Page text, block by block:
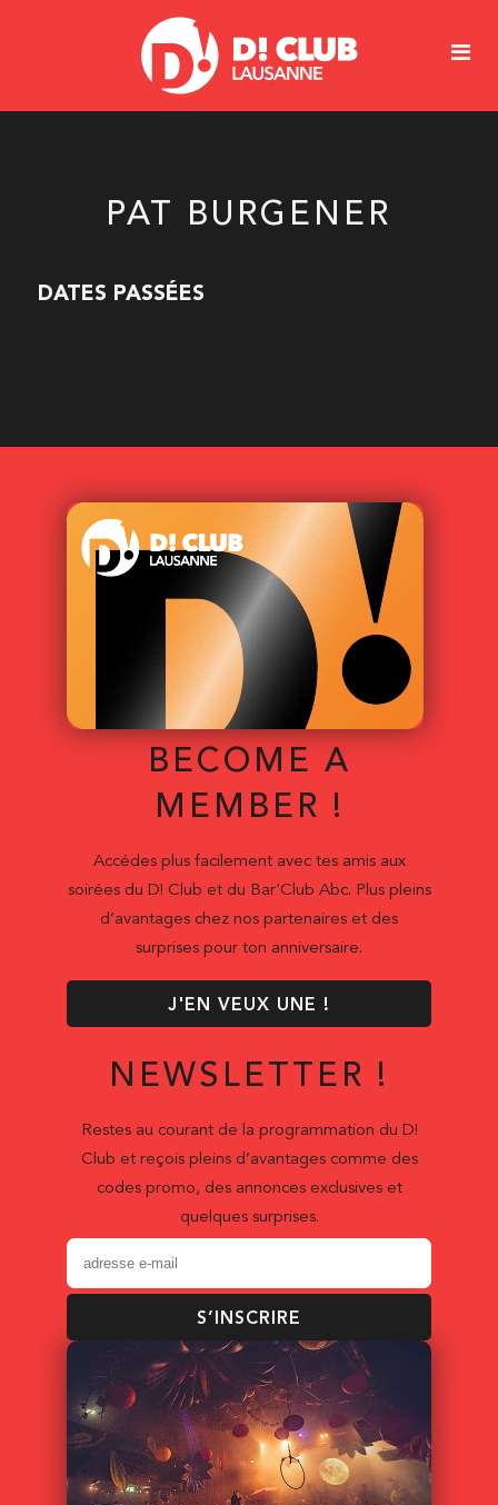
PAT BURGENER
DATES PASSÉES
BECOME A
MEMBER !
Accédes plus facilement avec tes amis aux
soirées du D! Club et du Bar'Club Abc. Plus pleins
d’avantages chez nos partenaires et des
surprises pour ton anniversaire.
J'EN VEUX UNE !
NEWSLETTER !
Restes au courant de la programmation du D!
Club et reçois pleins d’avantages comme des
codes promo, des annonces exclusives et
quelques surprises.
S’INSCRIRE